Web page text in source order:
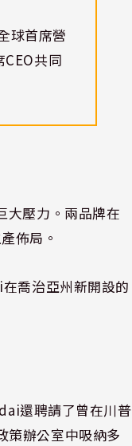
球首席營
共同
大壓力。兩品牌在
佈局。
喬治亞州新開設的
還聘請了曾在川普
策辦公室中吸納多